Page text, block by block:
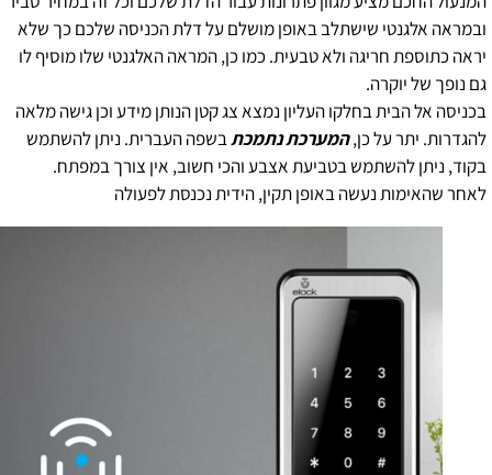
ובמראה אלגנטי שישתלב באופן מושלם על דלת הכניסה שלכם כך שלא
יראה כתוספת חריגה ולא טבעית. כמו כן, המראה האלגנטי שלו מוסיף לו
גם נופך של יוקרה.
בכניסה אל הבית בחלקו העליון נמצא צג קטן הנותן מידע וכן גישה מלאה
להגדרות. יתר על כן,המערכת נתמכתבשפה העברית. ניתן להשתמש
בקוד, ניתן להשתמש בטביעת אצבע והכי חשוב, אין צורך במפתח.
לאחר שהאימות נעשה באופן תקין, הידית נכנסת לפעולה